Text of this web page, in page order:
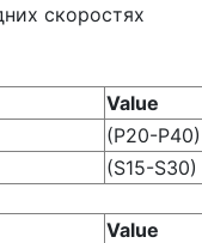
скоростях
Value
(P20-
(S15-S30)
Value